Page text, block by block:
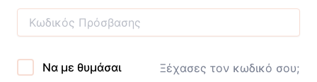
Να με θυμάσαι Ξέχασες τον κωδικό σου;